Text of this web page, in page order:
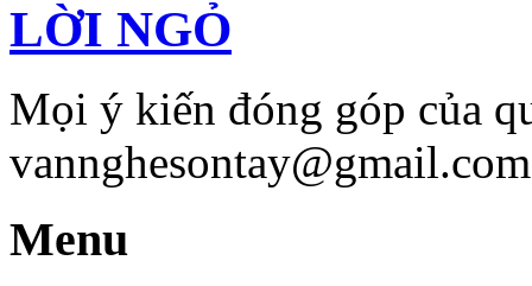
LỜI NGỎ
Mọi ý kiến đóng góp của
Menu